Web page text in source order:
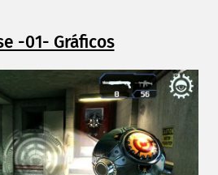
-01- Gráficos